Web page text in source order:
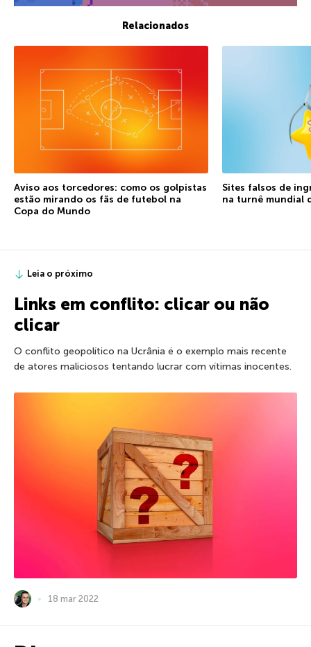
Relacionados
Aviso aos torcedores: como os golpistas
estão mirando os fãs de futebol na
Copa do Mundo
Sites falsos de
na turnê mundial
Leia o próximo
Links em conflito: clicar ou não
clicar
O conflito geopolítico na Ucrânia é o exemplo mais recente
de atores maliciosos tentando lucrar com vítimas inocentes.
18 mar 2022